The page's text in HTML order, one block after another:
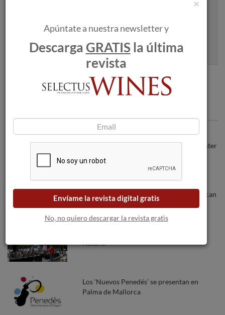
Apúntame
100% seguro. Nunca te enviaremos spam.
Alejando Aparicio Villoria, Master
Sommelier 2025 del Sparkling Wine Master
bodegas a medida que las llamas se acercan
Nature.
Los ‘Nuevos Penedés’ se presentan en
Palma de Mallorca
×
Apúntate a nuestra newsletter y
DescargaGRATIS la última
revista
Envíame la revista digital gratis
No, no quiero descargar la revista gratis